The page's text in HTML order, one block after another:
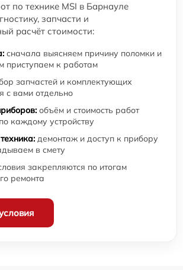
по технике MSI в Барнауле
запчасти и
расчёт стоимости:
сначала выясняем причину поломки и
приступаем к работам
запчастей и комплектующих
с вами отдельно
объём и стоимость работ
каждому устройству
демонтаж и доступ к прибору
в смету
закрепляются по итогам
ремонта